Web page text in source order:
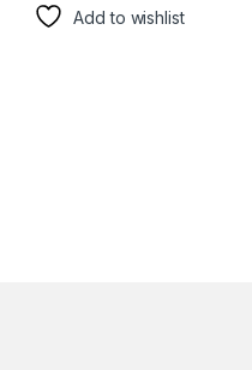
Add to wishlist